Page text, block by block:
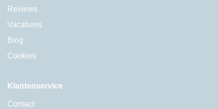
Reviews
Vacatures
Blog
Cookies
Klantenservice
Contact